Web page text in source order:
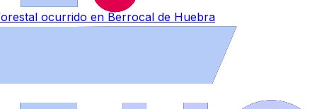
ocurrido en Berrocal de Huebra